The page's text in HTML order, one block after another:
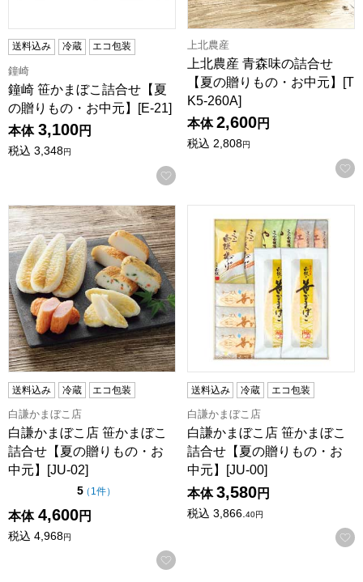
送料込み 冷蔵 エコ包装
鐘崎
鐘崎 笹かまぼこ詰合せ【夏
の贈りもの・お中元】[E-21]
本体 3,100円
税込 3,348円
お気に入りに登録する
上北農産
上北農産 青森味の詰合せ
【夏の贈りもの・お中元】[T
K5-260A]
本体 2,600円
税込 2,808円
白謙かまぼこ店 笹かまぼこ詰合せ【夏の贈りもの・お中元
送料込み 冷蔵 エコ包装
白謙かまぼこ店
白謙かまぼこ店 笹かまぼこ
詰合せ【夏の贈りもの・お
中元】[JU-02]
5点（5点満点中）
（ 1件の評価
）
本体 4,600円
税込 4,968円
お気に入りに登録する
送料込み 冷蔵 エコ包装
白謙かまぼこ店
白謙かまぼこ店 笹かまぼこ
詰合せ【夏の贈りもの・お
中元】[JU-00]
本体 3,580円
税込 3,866. 40円